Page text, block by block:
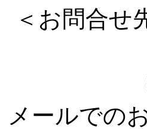
＜お問合せ
メールでの